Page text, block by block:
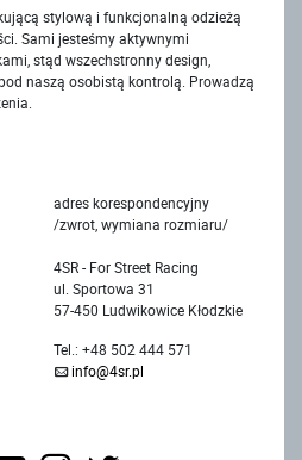
stylową i funkcjonalną odzieżą
Sami jesteśmy aktywnymi
stąd wszechstronny design,
naszą osobistą kontrolą. Prowadzą
adres korespondencyjny
/zwrot, wymiana rozmiaru/
4SR - For Street Racing
ul. Sportowa 31
57-450 Ludwikowice Kłodzkie
Tel.: +48 502 444 571
info@4sr.pl